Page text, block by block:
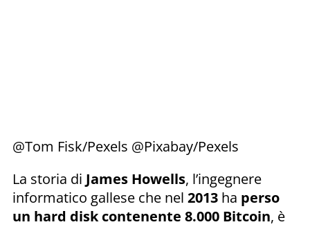
@Tom Fisk/Pexels @Pixabay/Pexels
La storia di James Howells, l’ingegnere
informatico gallese che nel 2013 ha perso
un hard disk contenente 8.000 Bitcoin, è